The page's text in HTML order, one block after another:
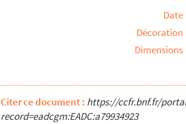
Date
Décoration
Dimensions
Citer ce document : https://ccfr.bnf.fr/
record=eadcgm:EADC:a79934923